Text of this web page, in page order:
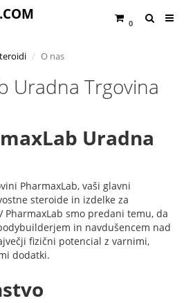
0
O nas
Uradna Trgovina
Uradna
PharmaxLab, vaši glavni
steroide in izdelke za
PharmaxLab smo predani temu, da
in navdušencem nad
fizični potencial z varnimi,
dodatki.